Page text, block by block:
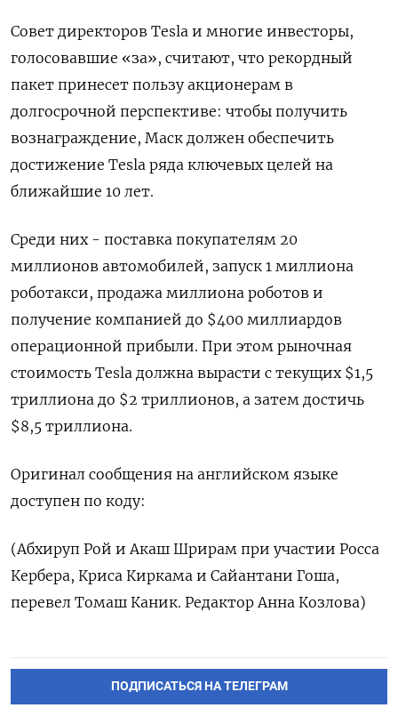
Совет директоров Tesla и многие инвесторы,
голосовавшие «за», считают, что рекордный
пакет принесет пользу акционерам в
долгосрочной перспективе: чтобы получить
вознаграждение, Маск должен обеспечить
достижение Tesla ряда ключевых целей на
ближайшие 10 лет.
Среди них - поставка покупателям 20
миллионов автомобилей, запуск 1 миллиона
роботакси, продажа миллиона роботов и
получение компанией до $400 миллиардов
операционной прибыли. При этом рыночная
стоимость Tesla должна вырасти с текущих $1,5
триллиона до $2 триллионов, а затем достичь
$8,5 триллиона.
Оригинал сообщения на английском языке
доступен по коду:
(Абхируп Рой и Акаш Шрирам при участии Росса
Кербера, Криса Киркама и Сайантани Гоша,
перевел Томаш Каник. Редактор Анна Козлова)
ПОДПИСАТЬСЯ НА ТЕЛЕГРАМ